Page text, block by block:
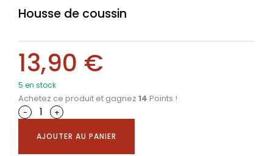
Housse de coussin
13,90 €
5 en stock
Achetez ce produit et gagnez 14 Points !
-
+
AJOUTER AU PANIER